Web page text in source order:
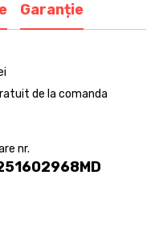
Garanție
de la comanda
nr.